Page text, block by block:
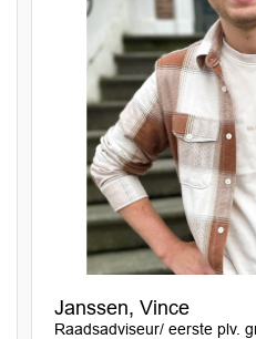
Janssen, Vince
Raadsadviseur/ eerste plv.